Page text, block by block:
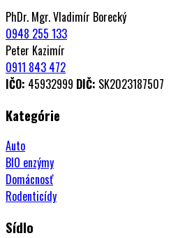
PhDr. Mgr. Vladimír Borecký
0948 255 133
Peter Kazimír
0911 843 472
IČO: 45932999 DIČ: SK2023187507
Kategórie
Auto
BIO enzýmy
Domácnosť
Rodenticídy
Sídlo